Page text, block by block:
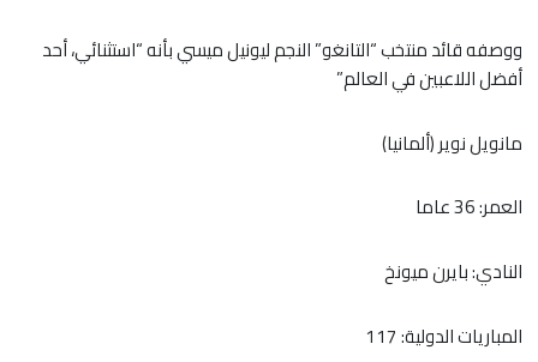
ووصفه قائد منتخب “التانغو” النجم ليونيل ميسي بأنه “استثنائي، أحد
أفضل اللاعبين في العالم”
مانويل نوير (ألمانيا)
العمر: 36 عاما
النادي: بايرن ميونخ
المباريات الدولية: 117